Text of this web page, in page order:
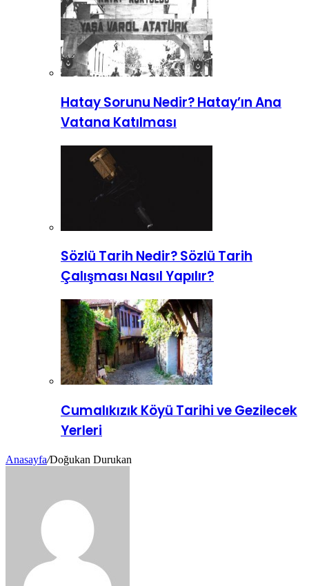
Hatay Sorunu Nedir? Hatay’ın Ana
Vatana Katılması
Sözlü Tarih Nedir? Sözlü Tarih
Çalışması Nasıl Yapılır?
Cumalıkızık Köyü Tarihi ve Gezilecek
Yerleri
Anasayfa/Doğukan Durukan